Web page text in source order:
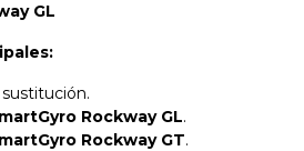
GL
Rockway GL.
Rockway GT.